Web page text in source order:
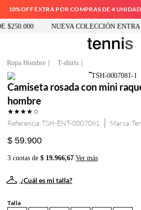
10%OFF EXTRA POR COMPRAS DE 4
NUEVA COLECCIÓN ENTRA
Ropa Hombre T-shirts
Camiseta rosada con mini
hombre
★★★★☆
Referencia:TSH-ENT-0007081
$ 59.900
3 cuotas de $ 19.966,67 Ver más
¿Cuál es mi talla?
Talla